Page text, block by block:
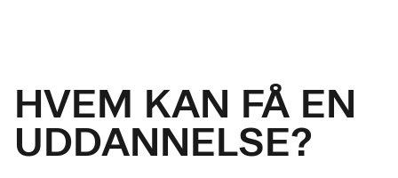
HVEM KAN FÅ EN
UDDANNELSE?